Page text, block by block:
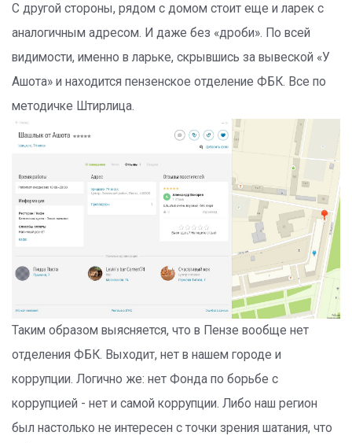
С другой стороны, рядом с домом стоит еще и ларек с
аналогичным адресом. И даже без «дроби». По всей
видимости, именно в ларьке, скрывшись за вывеской «У
Ашота» и находится пензенское отделение ФБК. Все по
методичке Штирлица.
Таким образом выясняется, что в Пензе вообще нет
отделения ФБК. Выходит, нет в нашем городе и
коррупции. Логично же: нет Фонда по борьбе с
коррупцией - нет и самой коррупции. Либо наш регион
был настолько не интересен с точки зрения шатания, что